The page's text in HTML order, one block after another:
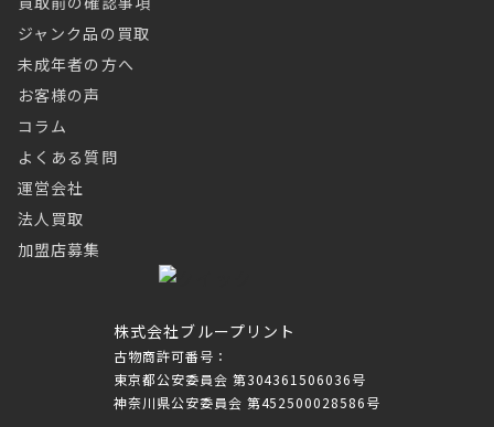
株式会社ブループリント
古物商許可番号：
東京都公安委員会 第304361506036号
神奈川県公安委員会 第452500028586号
ジャンク品の買取
未成年者の方へ
お客様の声
コラム
よくある質問
運営会社
法人買取
加盟店募集